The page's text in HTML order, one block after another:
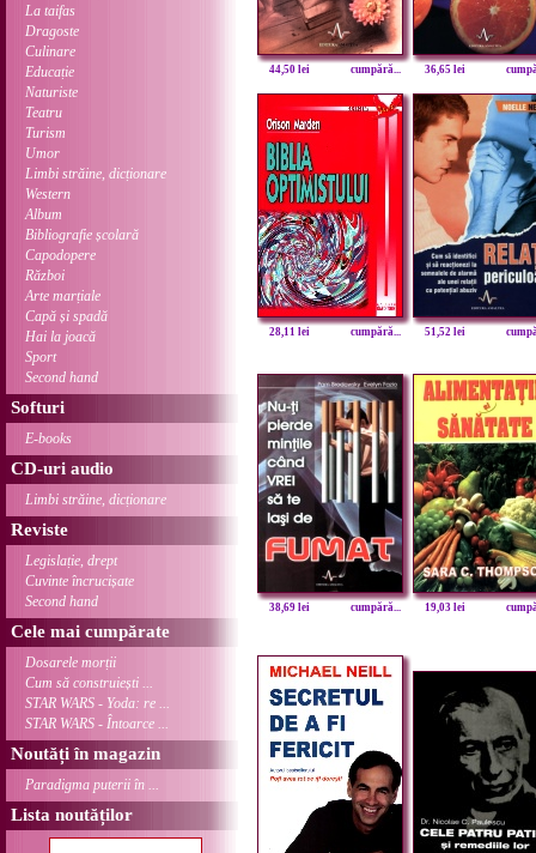
La taifas
Dragoste
Culinare
Educație
Naturiste
Teatru
Turism
Umor
Limbi străine, dicționare
Western
Album
Bibliografie școlară
Capodopere
Război
Arte marțiale
Capă și spadă
Hai la joacă
Sport
Second hand
Softuri
E-books
CD-uri audio
Limbi străine, dicționare
Reviste
Legislație, drept
Cuvinte încrucișate
Second hand
Cele mai cumpărate
Dosarele morții
Cum să construiești ...
STAR WARS - Yoda: re ...
STAR WARS - Întoarce ...
Noutăți în magazin
Paradigma puterii în ...
Lista noutăților
44,50 lei cumpără... 36,65 lei
28,11 lei cumpără... 51,52 lei
38,69 lei cumpără... 19,03 lei